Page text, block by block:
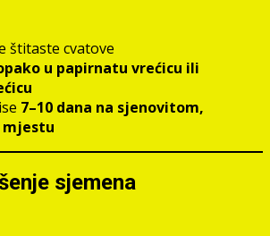
štitaste cvatove
u papirnatu vrećicu ili
7–10 dana na sjenovitom,
mjestu
sjemena